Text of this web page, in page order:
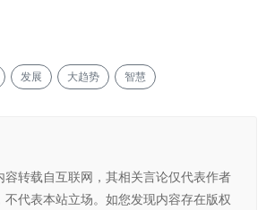
发展 大趋势 智慧
容转载自互联网，其相关言论仅代表作者
不代表本站立场。如您发现内容存在版权